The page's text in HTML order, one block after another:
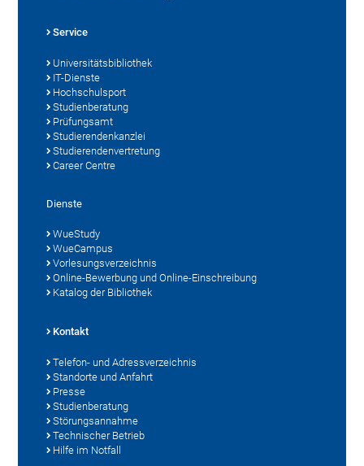
Service
Universitätsbibliothek
IT-Dienste
Hochschulsport
Studienberatung
Prüfungsamt
Studierendenkanzlei
Studierendenvertretung
Career Centre
Dienste
WueStudy
WueCampus
Vorlesungsverzeichnis
Online-Bewerbung und Online-Einschreibung
Katalog der Bibliothek
Kontakt
Telefon- und Adressverzeichnis
Standorte und Anfahrt
Presse
Studienberatung
Störungsannahme
Technischer Betrieb
Hilfe im Notfall